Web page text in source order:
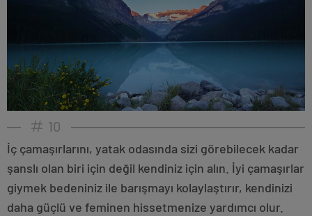
10
İç çamaşırlarını, yatak odasında sizi görebilecek kadar
şanslı olan biri için değil kendiniz için alın. İyi çamaşırlar
giymek bedeniniz ile barışmayı kolaylaştırır, kendinizi
daha güçlü ve feminen hissetmenize yardımcı olur.